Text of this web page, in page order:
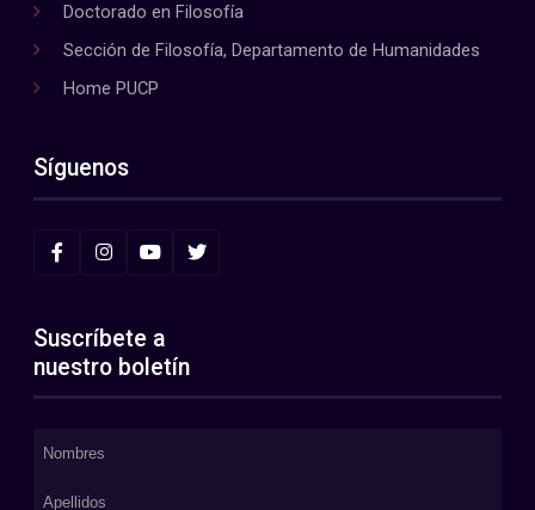
Doctorado en Filosofía
Sección de Filosofía, Departamento de Humanidades
Home PUCP
Síguenos
Suscríbete a
nuestro boletín